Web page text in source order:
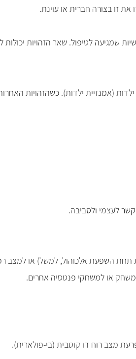
זו בצורה חברית או עוינת.
לטיפול. שאר הזהויות יכולות
(אמנזיית ילדות). כשהזהויות
לעצמי ולסביבה.
השפעת אלכוהול, למשל) או למצב
מצב רוח דו קוטבית (בי-פולארית).